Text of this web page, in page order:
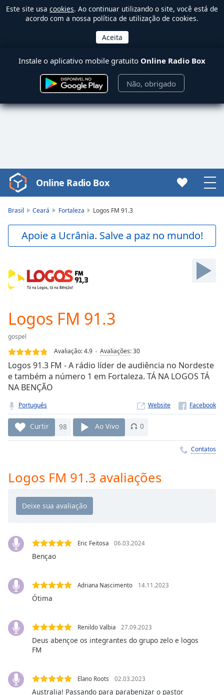
Este site usa cookies. Ao continuar utilizando o site, você está de
acordo com a nossa política de utilização de cookies.
Instale o aplicativo mobile gratuito Online Radio Box
Não, obrigado
Video
Player
Backward
Skip
Forward
Current
Time0:00
Duration
Loaded:
0.00%
Stream
Type LIVE
live,
currently
behind
LIVE
Remaining
Playback
Rate
Chapters
descriptions
off
selected
Subtitles
subtitles
settings
subtitles
settings
Online Radio Box
Brasil Ceará Fortaleza Logos FM 91.3
Apoie a Ucrânia. Salve a paz no mundo!
Logos FM 91.3
gospel
Avaliação:4.9 Avaliações:30
Logos 91.3 FM - A rádio líder de audiência no Nordeste
e também a número 1 em Fortaleza. TÁ NA LOGOS TÁ
NA BENÇÃO
Português Website
Curtir 98 Ao Vivo 0
Contatos
Logos FM 91.3 avaliações
Eric Feitosa 06.03.2024
Bençao
Adriana Nascimento 14.11.2023
Ótima
Renildo Valbia 27.09.2023
Deus abençoe os integrantes do grupo zelo e logos
FM
Elano Roots 02.03.2023
Australia! Passando para parabenizar o pastor